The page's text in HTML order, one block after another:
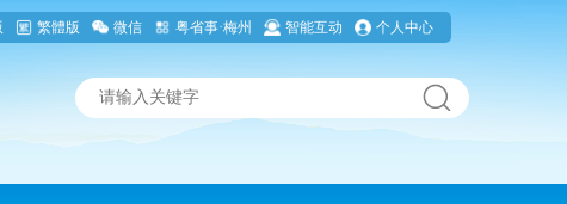
繁體版 微信 粤省事·梅州 智能互动 个人中心